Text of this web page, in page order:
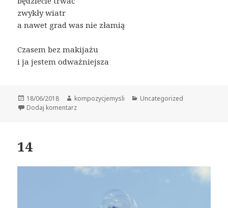
zwykły wiatr
a nawet grad was nie złamią
Czasem bez makijażu
i ja jestem odważniejsza
Data
publikacji
18/06/2018 Autor
kompozycjemysli Kategorie
Uncategorized
Dodaj komentarzdo 15
14